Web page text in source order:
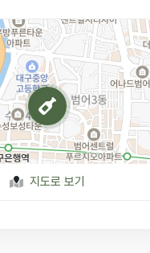
지도로 보기